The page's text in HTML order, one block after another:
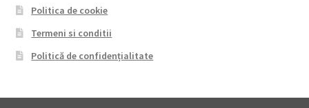
Politica de cookie
Termeni si conditii
Politică de confidențialitate